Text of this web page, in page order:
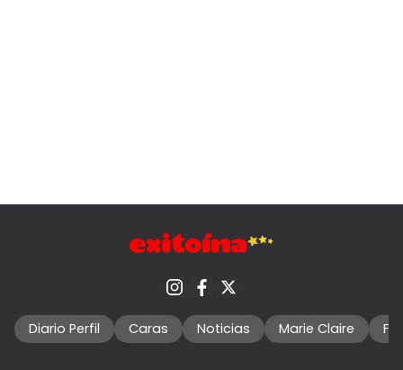
Diario Perfil Caras Noticias Marie Claire